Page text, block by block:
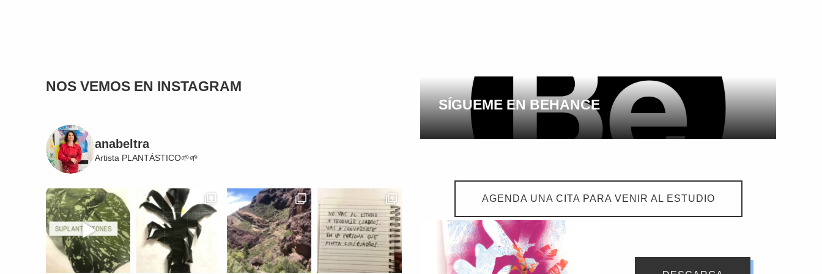
NOS VEMOS EN INSTAGRAM
anabeltra
Artista PLANTÁSTICO🌱🌱
SÍGUEME EN BEHANCE
AGENDA UNA CITA PARA VENIR AL ESTUDIO